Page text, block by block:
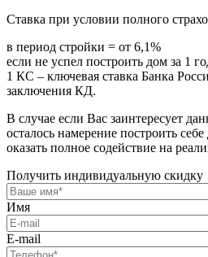
Ставка при условии полного
в период стройки = от 6,1%
если не успел построить дом за 1
1 КС – ключевая ставка Банка
заключения КД.
В случае если Вас заинтересует
осталось намерение построить
оказать полное содействие на
Получить индивидуальную скидку
Имя
E-mail